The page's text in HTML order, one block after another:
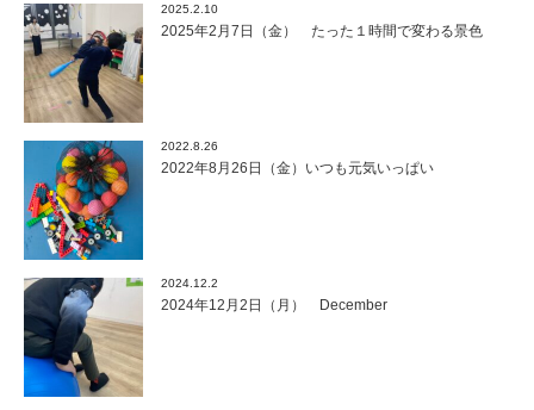
2025.2.10
2025年2月7日（金） たった１時間で変わる景色
2022.8.26
2022年8月26日（金）いつも元気いっぱい
2024.12.2
2024年12月2日（月） December